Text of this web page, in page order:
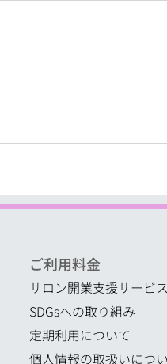
ご利用料金
サロン開業支援サービ
SDGsへの取り組み
定期利用について
個人情報の取扱いにつ